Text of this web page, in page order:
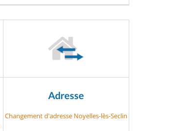
Adresse
Changement d'adresse Noyelles-lès-Seclin